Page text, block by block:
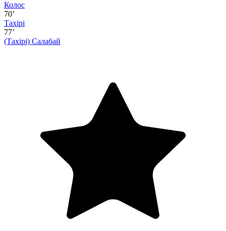
Колос
70’
Тахірі
77’
(Тахірі) Салабай